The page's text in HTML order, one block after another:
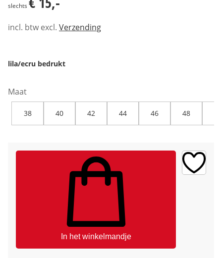
slechts
incl. btw excl. Verzending
lila/ecru bedrukt
Maat
38 40 42 44 46 48
In het winkelmandje